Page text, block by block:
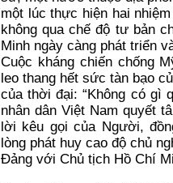
một lúc thực hiện hai
không qua chế độ tư bản
Minh ngày càng phát triển
Cuộc kháng chiến chống
leo thang hết sức tàn bạo
của thời đại: “Không có gì
nhân dân Việt Nam quyết
lời kêu gọi của Người,
lòng phát huy cao độ chủ
Đảng với Chủ tịch Hồ Chí